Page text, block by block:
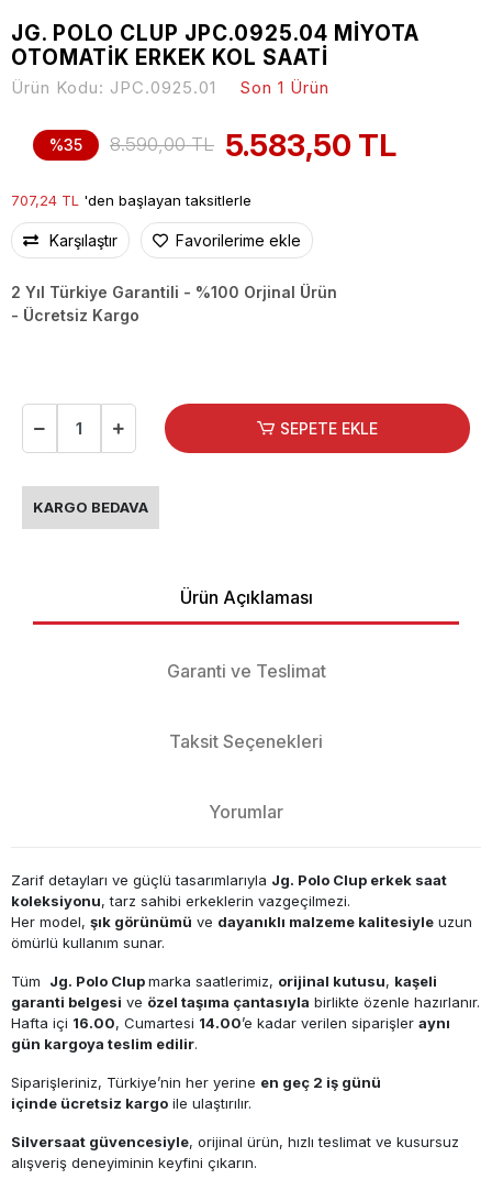
JG. POLO CLUP JPC.0925.04 MİYOTA
OTOMATİK ERKEK KOL SAATİ
Ürün Kodu: JPC.0925.01 Son 1 Ürün
%35 8.590,00 TL 5.583,50 TL
707,24 TL 'den başlayan taksitlerle
Karşılaştır Favorilerime ekle
2 Yıl Türkiye Garantili - %100 Orjinal Ürün
- Ücretsiz Kargo
SEPETE EKLE
KARGO BEDAVA
Ürün Açıklaması
Garanti ve Teslimat
Taksit Seçenekleri
Yorumlar
Zarif detayları ve güçlü tasarımlarıyla Jg. Polo Clup erkek saat
koleksiyonu, tarz sahibi erkeklerin vazgeçilmezi.
Her model, şık görünümü ve dayanıklı malzeme kalitesiyle uzun
ömürlü kullanım sunar.
Tüm Jg. Polo Clupmarka saatlerimiz, orijinal kutusu, kaşeli
garanti belgesi ve özel taşıma çantasıyla birlikte özenle hazırlanır.
Hafta içi 16.00, Cumartesi 14.00’e kadar verilen siparişler aynı
gün kargoya teslim edilir.
Siparişleriniz, Türkiye’nin her yerine en geç 2 iş günü
içinde ücretsiz kargo ile ulaştırılır.
Silversaat güvencesiyle, orijinal ürün, hızlı teslimat ve kusursuz
alışveriş deneyiminin keyfini çıkarın.